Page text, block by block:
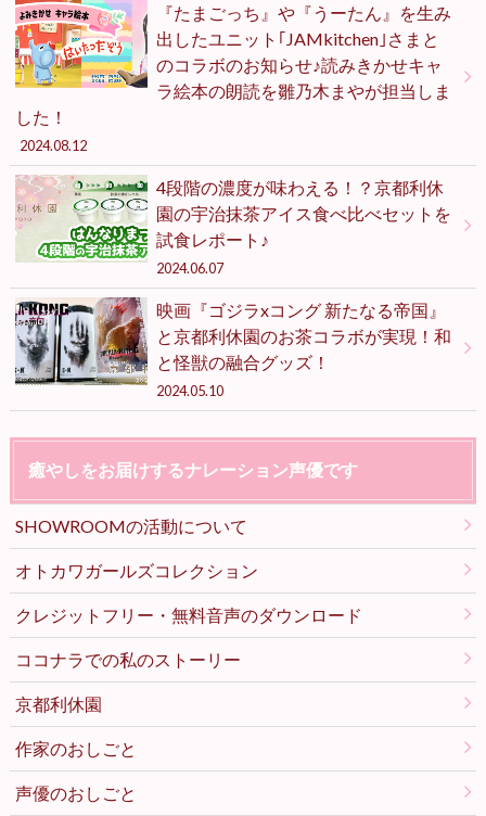
『たまごっち』や『うーたん』を生み
出したユニット｢JAMkitchen｣さまと
のコラボのお知らせ♪読みきかせキャ
ラ絵本の朗読を雛乃木まやが担当しま
した！
2024.08.12
4段階の濃度が味わえる！？京都利休
園の宇治抹茶アイス食べ比べセットを
試食レポート♪
2024.06.07
映画『ゴジラxコング 新たなる帝国』
と京都利休園のお茶コラボが実現！和
と怪獣の融合グッズ！
2024.05.10
癒やしをお届けするナレーション声優です
SHOWROOMの活動について
オトカワガールズコレクション
クレジットフリー・無料音声のダウンロード
ココナラでの私のストーリー
京都利休園
作家のおしごと
声優のおしごと